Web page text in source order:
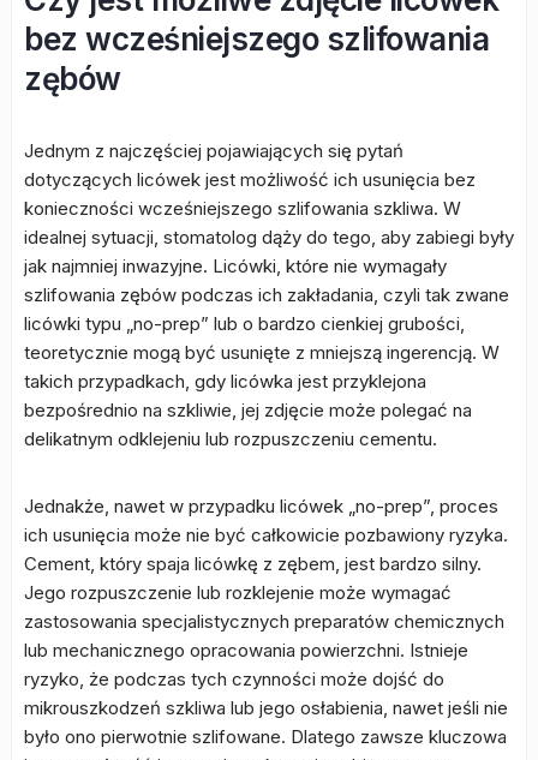
bez wcześniejszego szlifowania
zębów
Jednym z najczęściej pojawiających się pytań
dotyczących licówek jest możliwość ich usunięcia bez
konieczności wcześniejszego szlifowania szkliwa. W
idealnej sytuacji, stomatolog dąży do tego, aby zabiegi były
jak najmniej inwazyjne. Licówki, które nie wymagały
szlifowania zębów podczas ich zakładania, czyli tak zwane
licówki typu „no-prep” lub o bardzo cienkiej grubości,
teoretycznie mogą być usunięte z mniejszą ingerencją. W
takich przypadkach, gdy licówka jest przyklejona
bezpośrednio na szkliwie, jej zdjęcie może polegać na
delikatnym odklejeniu lub rozpuszczeniu cementu.
Jednakże, nawet w przypadku licówek „no-prep”, proces
ich usunięcia może nie być całkowicie pozbawiony ryzyka.
Cement, który spaja licówkę z zębem, jest bardzo silny.
Jego rozpuszczenie lub rozklejenie może wymagać
zastosowania specjalistycznych preparatów chemicznych
lub mechanicznego opracowania powierzchni. Istnieje
ryzyko, że podczas tych czynności może dojść do
mikrouszkodzeń szkliwa lub jego osłabienia, nawet jeśli nie
było ono pierwotnie szlifowane. Dlatego zawsze kluczowa